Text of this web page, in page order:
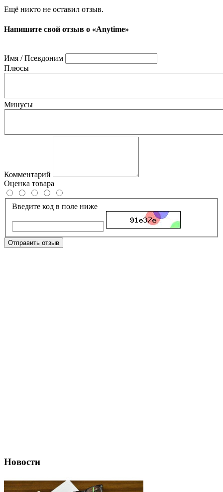
Ещё никто не оставил отзыв.
Напишите свой отзыв о «Anytime»
Имя / Псевдоним
Плюсы
Минусы
Комментарий
Оценка товара
Введите код в поле ниже
Отправить отзыв
Новости